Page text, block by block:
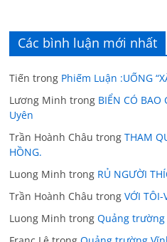
Các bình luận mới nhất
Tiến trong Phiếm Luận :UỐNG
Lương Minh trong BIỂN CÓ
Uyên
Trần Hoành Châu trongTHAM
HỒNG.
Luong Minh trong RỦ NGƯỜI
Trần Hoành Châu trongVỚI TÔI-
Luong Minh trongQuảng trường